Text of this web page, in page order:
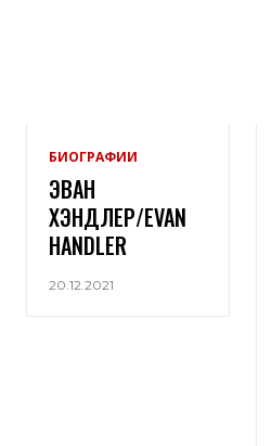
БИОГРАФИИ
ЭВАН
ХЭНДЛЕР/EVAN
HANDLER
20.12.2021